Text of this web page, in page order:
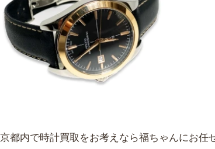
都内で時計買取をお考えなら福ちゃんにお任